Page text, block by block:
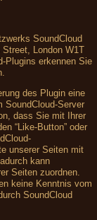
SoundCloud
London W1T
Plugins erkennen Sie
des Plugin eine
SoundCloud-Server
dass Sie mit Ihrer
“Like-Button” oder
unserer Seiten mit
kann
Seiten zuordnen.
keine Kenntnis vom
SoundCloud